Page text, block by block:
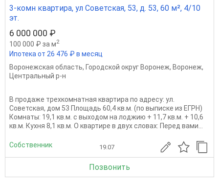
3-комн квартира, ул Советская, 53, д. 53, 60 м², 4/10
эт.
6 000 000 ₽
100 000 ₽ за м2
Ипотека от 26 476 ₽ в месяц
Воронежская область, Городской округ Воронеж, Воронеж,
Центральный р-н
В продаже трехкомнатная квартира по адресу: ул.
Советская, дом 53 Площадь 60,4 кв.м. (по выписке из ЕГРН)
Комнаты: 19,1 кв.м. с выходом на лоджию + 11,7 кв.м. + 10,6
кв.м. Кухня 8,1 кв.м. О квартире в двух словах: Перед вами...
Собственник 19.07
Позвонить